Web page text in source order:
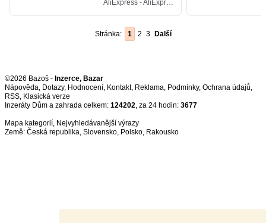
Stránka: 1 2 3 Další
©2026 Bazoš - Inzerce, Bazar
Nápověda, Dotazy, Hodnocení, Kontakt, Reklama, Podmínky, Ochrana údajů,
RSS,
Inzeráty Dům a zahrada celkem: 124202, za 24 hodin: 3677
Mapa kategorií, Nejvyhledávanější výrazy
Země: Česká republika, Slovensko, Polsko, Rakousko